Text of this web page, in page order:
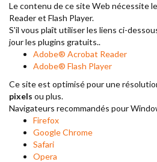
Le contenu de ce site Web nécessite
Reader et Flash Player.
S'il vous plaît utiliser les liens ci-
jour les plugins gratuits..
Adobe® Acrobat Reader
Adobe® Flash Player
Ce site est optimisé pour une
pixels ou plus.
Navigateurs recommandés pour
Firefox
Google Chrome
Safari
Opera